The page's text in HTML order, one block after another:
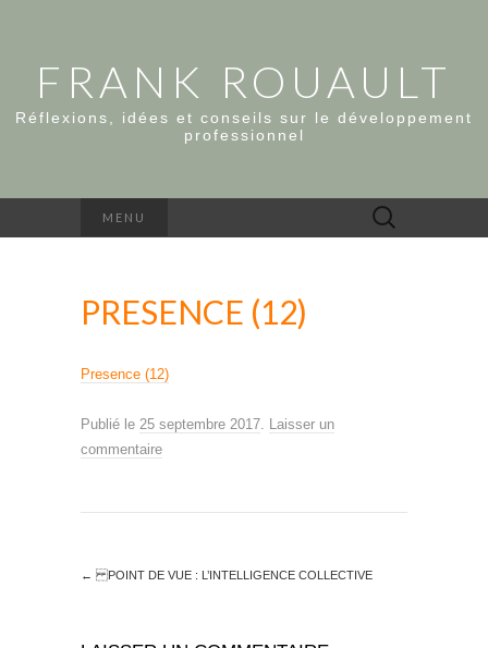
FRANK ROUAULT
Réflexions, idées et conseils sur le développement
professionnel
MENU Rechercher :
PRESENCE (12)
Presence (12)
Publié le 25 septembre 2017. Laisser un
commentaire
← POINT DE VUE : L’INTELLIGENCE COLLECTIVE